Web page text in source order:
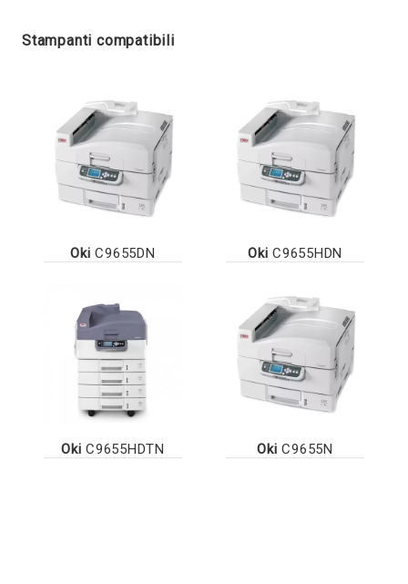
Stampanti compatibili
Oki C9655DN Oki C9655HDN
Oki C9655HDTN Oki C9655N